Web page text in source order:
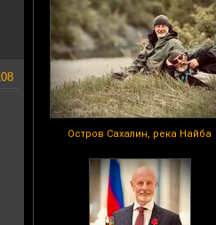
Остров Сахалин, река Найба